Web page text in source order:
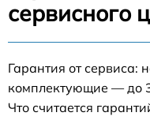
сервисного
Гарантия от сервиса:
комплектующие — до
Что считается